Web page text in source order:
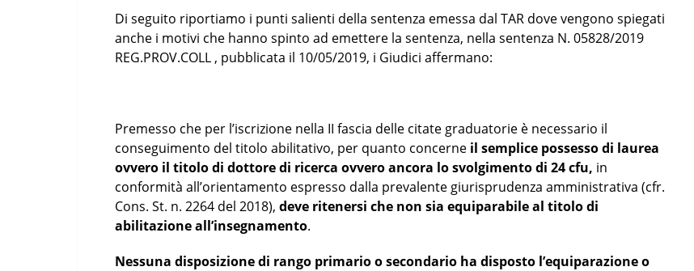
Di seguito riportiamo i punti salienti della sentenza emessa dal TAR dove vengono spiegati
anche i motivi che hanno spinto ad emettere la sentenza, nella sentenza N. 05828/2019
REG.PROV.COLL , pubblicata il 10/05/2019, i Giudici affermano:
Premesso che per l’iscrizione nella II fascia delle citate graduatorie è necessario il
conseguimento del titolo abilitativo, per quanto concerne il semplice possesso di laurea
ovvero il titolo di dottore di ricerca ovvero ancora lo svolgimento di 24 cfu, in
conformità all’orientamento espresso dalla prevalente giurisprudenza amministrativa (cfr.
Cons. St. n. 2264 del 2018), deve ritenersi che non sia equiparabile al titolo di
abilitazione all’insegnamento.
Nessuna disposizione di rango primario o secondario ha disposto l’equiparazione o